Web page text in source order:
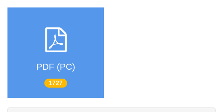
PDF (PC)
1727